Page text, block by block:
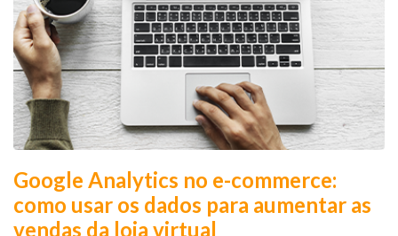
Google Analytics no e-commerce:
como usar os dados para aumentar as
vendas da loja virtual